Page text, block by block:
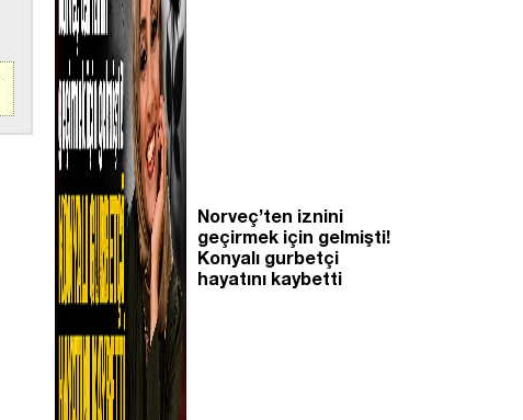
Norveç’ten iznini
geçirmek için gelmişti!
Konyalı gurbetçi
hayatını kaybetti